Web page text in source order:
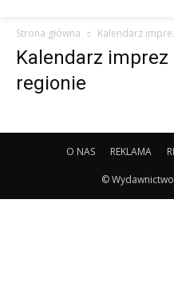
Strona główna Kalendarz
Kalendarz
regionie
O NAS REKLAMA
© Wydawnictwo